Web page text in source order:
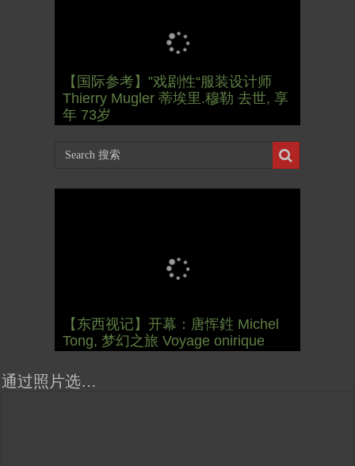
【国际参考】俄罗斯：2022 红场阅
兵式 Russian Victory Day
【国际参考】”戏剧性“服装设计师
Thierry Mugler 蒂埃里.穆勒 去世, 享
年 73岁
【国际参考】海湖庄园: Xi & Trump
内幕 Mar-a-Lago leak
【东西视记】1937年的毕加索, 海明
威, 肯尼迪 1937 – La fin de
l’innocence (2/2)
【东西视记】1937年的毕加索, 海明
威, 肯尼迪 1937 – La fin de
l’innocence (1/2)
【东西视记】1961年4月12日 尤里·
加加林 成为第一“太空人”
【东西视记】圆满闭幕: 梦幻之旅
Voyage onirique
【东西视记】开幕：唐恽鉎 Michel
Tong, 梦幻之旅 Voyage onirique
【东西视记】展讯：唐恽鉎 Michel
Tong, 梦幻之旅 Voyage onirique
Bonne année 2023, Le feu d’artifice
de Paris
【一画一故事】唐恽鉎 Michel Tong
One Painting One Story
【一画一故事】林象元 Lin
XiangYuan One Painting One Story
大剧院版 Le lac des cygnes –
Opéra national d’Ukraine
会” Soirée musicale à la mairie du
13e le 8 Février
2月12日揭幕 Art Capital s’ouvre le
12 Février
巴黎”，一种法国幽默与“预言” Les
chinois à Paris de J.Yanne
的“顽童”与“不屈者” John Galliano le
surdoué de la mode
桥展】 Expo. que “RENAISSANCE”
aurait pu organiser
通过照片选…